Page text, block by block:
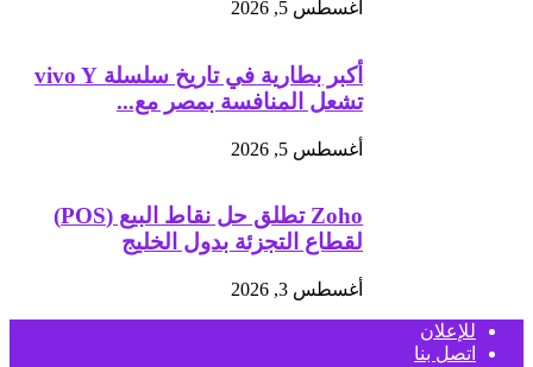
أغسطس 5, 2026
أكبر بطارية في تاريخ سلسلة vivo Y
تشعل المنافسة بمصر مع...
أغسطس 5, 2026
Zoho تطلق حل نقاط البيع (POS)
لقطاع التجزئة بدول الخليج
أغسطس 3, 2026
للإعلان
اتصل بنا